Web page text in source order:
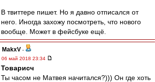
В твиттере пишет. Но я давно отписался от
него. Иногда захожу посмотреть, что нового
вообще. Может в фейсбуке ещё.
MakxV -
06 май 2018 23:34
Товарисч
Ты часом не Матвея начитался?))) Он где хоть